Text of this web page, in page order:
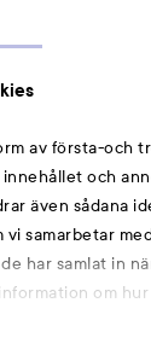
av första-och
och
även sådana
samarbetar
har samlat in
om
Edwards
Consent